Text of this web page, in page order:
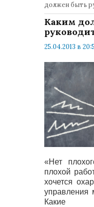
должен быть
Каким
25.04.2013 в
«Нет
плохой
хочется
управления
Какие